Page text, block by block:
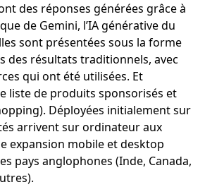
des réponses générées grâce à
de Gemini, l’IA générative du
sont présentées sous la forme
des résultats traditionnels, avec
qui ont été utilisées. Et
liste de produits sponsorisés et
Déployées initialement sur
arrivent sur ordinateur aux
expansion mobile et desktop
pays anglophones (Inde, Canada,